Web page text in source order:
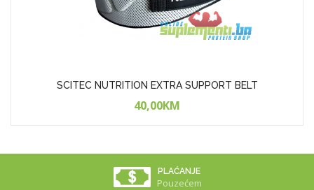
SCITEC NUTRITION EXTRA SUPPORT BELT
40,00KM
PLAĆANJE
Pouzećem